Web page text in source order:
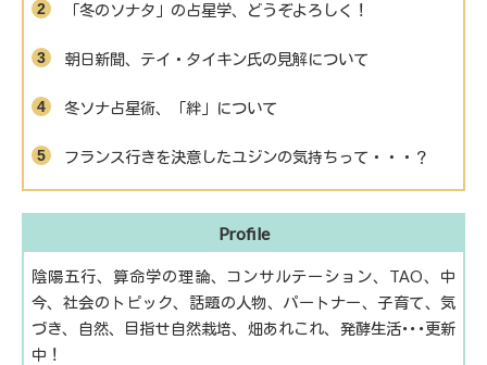
「冬のソナタ」の占星学、どうぞよろしく！
朝日新聞、テイ・タイキン氏の見解について
冬ソナ占星術、「絆」について
フランス行きを決意したユジンの気持ちって・・・？
Profile
陰陽五行、算命学の理論、コンサルテーション、TAO、中
今、社会のトピック、話題の人物、パートナー、子育て、気
づき、自然、目指せ自然栽培、畑あれこれ、発酵生活･･･更新
中！